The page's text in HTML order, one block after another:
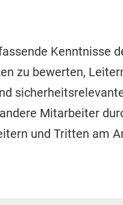
Kenntnisse
zu bewerten,
Mitarbeiter
und Tritten am